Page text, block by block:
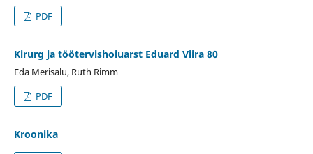
PDF
Kirurg ja töötervishoiuarst Eduard Viira 80
Eda Merisalu, Ruth Rimm
PDF
Kroonika